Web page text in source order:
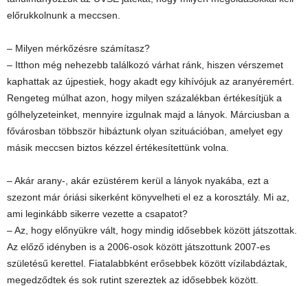
előrukkolnunk a meccsen.
– Milyen mérkőzésre számítasz?
– Itthon még nehezebb találkozó várhat ránk, hiszen vérszemet
kaphattak az újpestiek, hogy akadt egy kihívójuk az aranyéremért.
Rengeteg múlhat azon, hogy milyen százalékban értékesítjük a
gólhelyzeteinket, mennyire izgulnak majd a lányok. Márciusban a
fővárosban többször hibáztunk olyan szituációban, amelyet egy
másik meccsen biztos kézzel értékesítettünk volna.
– Akár arany-, akár ezüstérem kerül a lányok nyakába, ezt a
szezont már óriási sikerként könyvelheti el ez a korosztály. Mi az,
ami leginkább sikerre vezette a csapatot?
– Az, hogy előnyükre vált, hogy mindig idősebbek között játszottak.
Az előző idényben is a 2006-osok között játszottunk 2007-es
születésű kerettel. Fiatalabbként erősebbek között vízilabdáztak,
megedződtek és sok rutint szereztek az idősebbek között.